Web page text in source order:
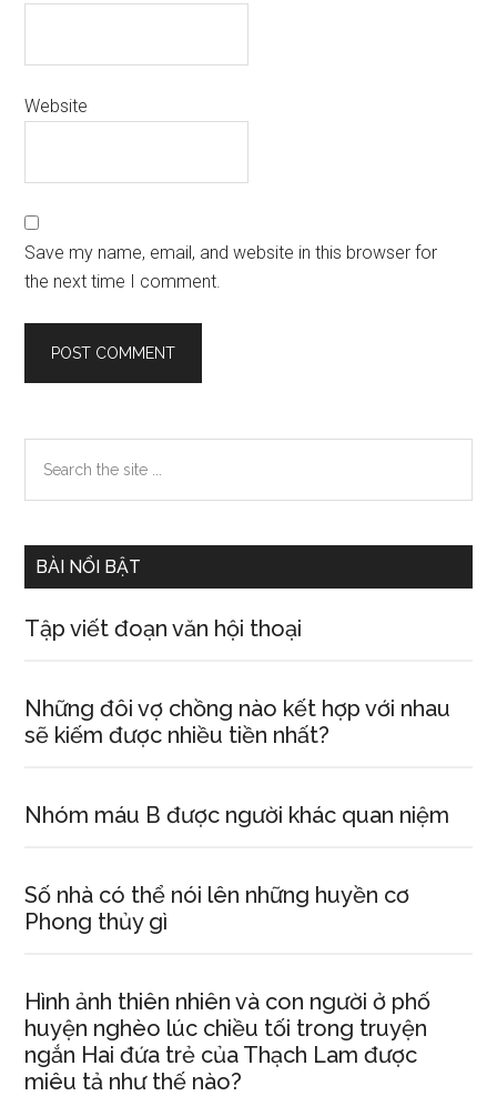
Website
Save my name, email, and website in this browser for
the next time I comment.
Primary
Sidebar
the
BÀI NỔI BẬT
Tập viết đoạn văn hội thoại
Những đôi vợ chồng nào kết hợp với nhau
sẽ kiếm được nhiều tiền nhất?
Nhóm máu B được người khác quan niệm
Số nhà có thể nói lên những huyền cơ
Phong thủy gì
Hình ảnh thiên nhiên và con người ở phố
huyện nghèo lúc chiều tối trong truyện
ngắn Hai đứa trẻ của Thạch Lam được
miêu tả như thế nào?